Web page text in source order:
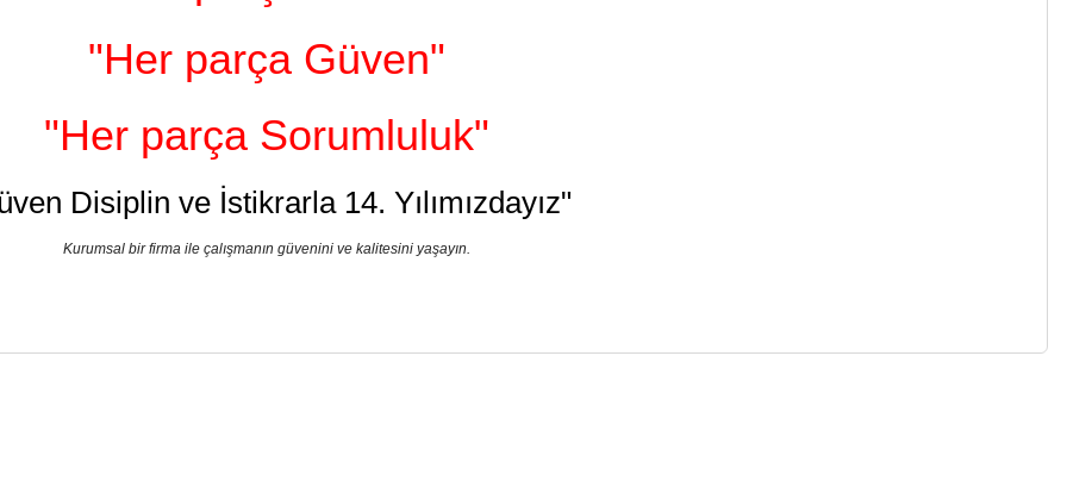
"Her parça Güven"
"Her parça Sorumluluk"
Disiplin ve İstikrarla 14. Yılımızdayız"
Kurumsal bir firma ile çalışmanın güvenini ve kalitesini yaşayın.